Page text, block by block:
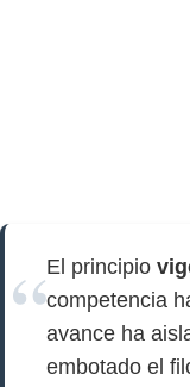
El principio
competencia
avance ha
embotado el